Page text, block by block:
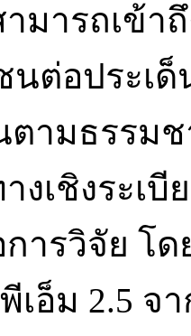
มารถเข้า
ต่อประเด็
ามธรรม
งเชิงระเ
การวิจัย โ
เอ็ม 2.5